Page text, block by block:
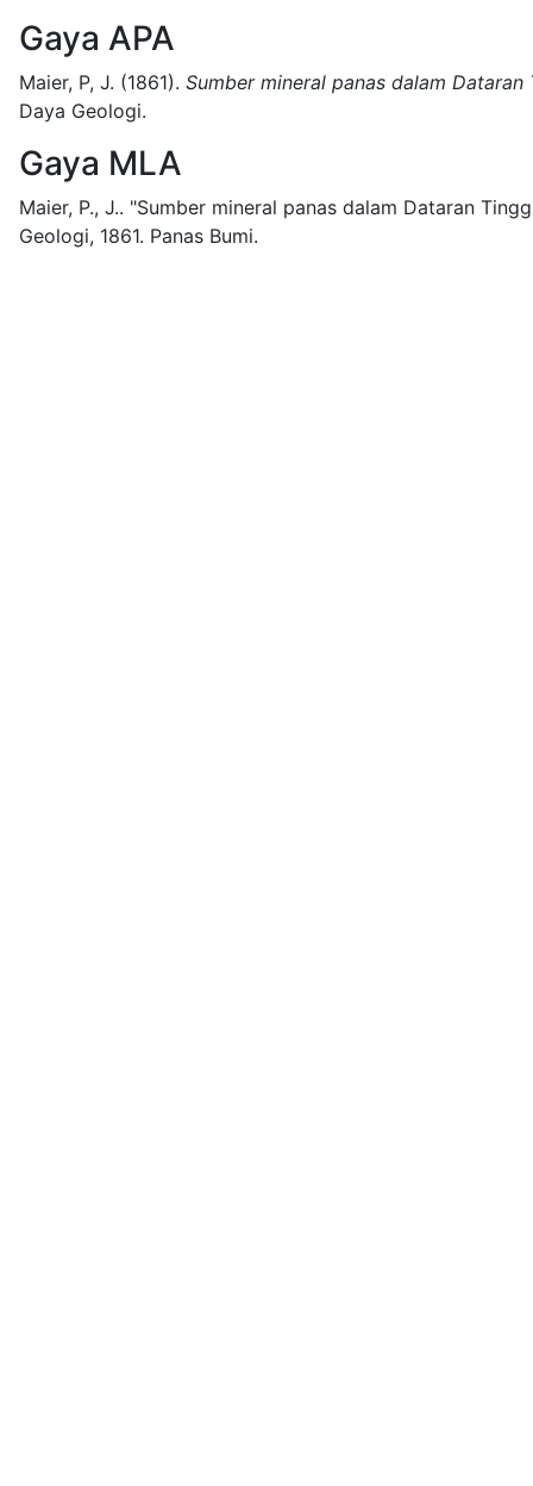
Gaya APA
Maier, P, J. (1861). Sumber mineral panas dalam Dataran
Daya Geologi.
Gaya MLA
Maier, P., J.. "Sumber mineral panas dalam Dataran
Geologi, 1861. Panas Bumi.